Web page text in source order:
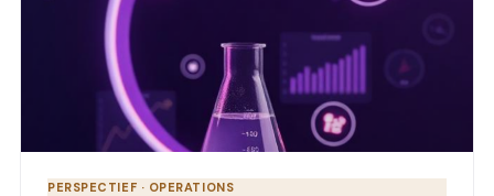
PERSPECTIEF · OPERATIONS